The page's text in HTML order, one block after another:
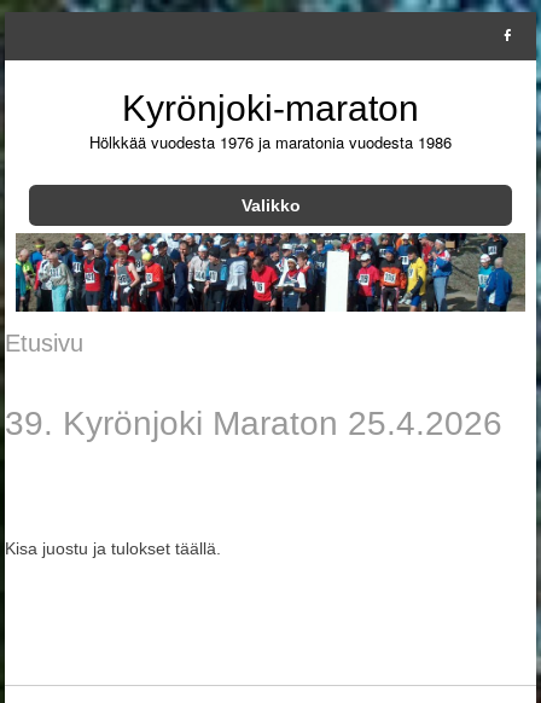
Kyrönjoki-maraton
Hölkkää vuodesta 1976 ja maratonia vuodesta 1986
Valikko
Siirry sisältöön
Etusivu
39. Kyrönjoki Maraton 25.4.2026
Kisa juostu ja tulokset täällä.